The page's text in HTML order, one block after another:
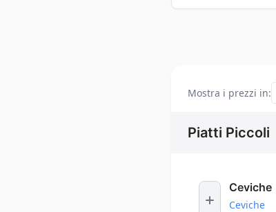
Mostra i prezzi in:
Piatti Piccoli
Ceviche
Ceviche